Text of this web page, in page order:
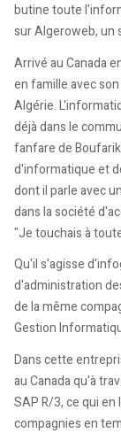
butine toute
sur Algeroweb, un
Arrivé au Canada
en famille avec
Algérie.
déjà dans le
fanfare de
d'informatique et
dont il parle avec
dans la société
"Je touchais à
Qu'il s'agisse
d'administration
de la même
Gestion
Dans cette
au Canada qu'à
SAP R/3, ce qui
compagnies en